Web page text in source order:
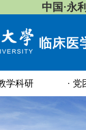
中国·永
学科研 党